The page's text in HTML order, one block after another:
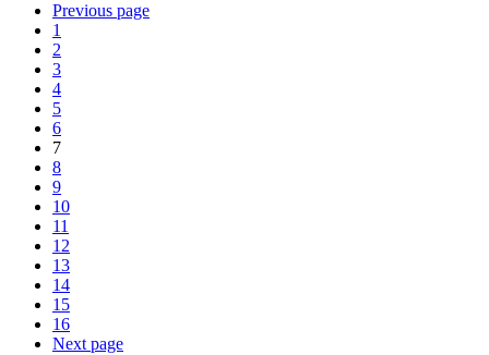
Previous page
1
2
3
4
5
6
7
8
9
10
11
12
13
14
15
16
Next page